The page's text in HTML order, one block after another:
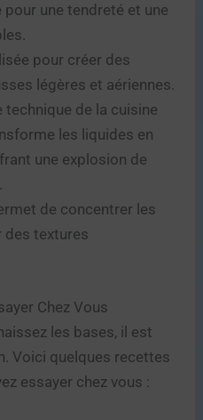
une tendreté et une
pour créer des
légères et aériennes.
technique de la cuisine
les liquides en
une explosion de
de concentrer les
des textures
Chez Vous
les bases, il est
Voici quelques recettes
essayer chez vous :